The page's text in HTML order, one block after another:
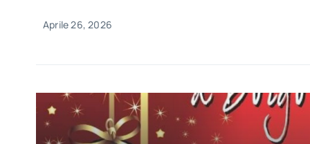
Aprile 26, 2026